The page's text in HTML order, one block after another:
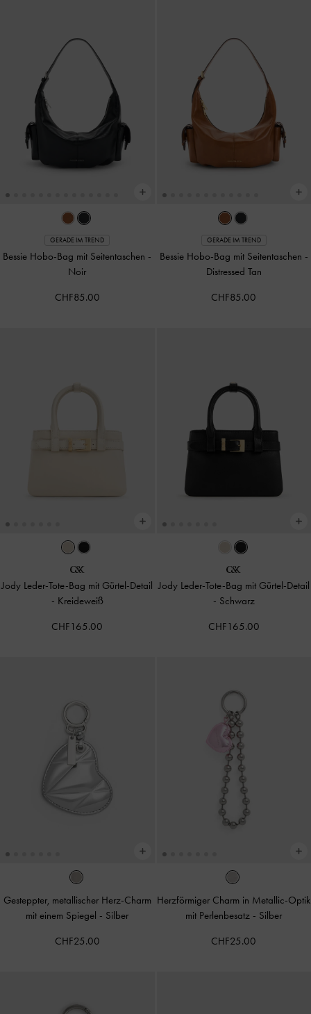
GERADE IM TREND
Bessie Hobo-Bag mit Seitentaschen -
Noir
CHF85.00
GERADE IM TREND
Bessie Hobo-Bag mit Seitentaschen -
Distressed Tan
CHF85.00
Jody Leder-Tote-Bag mit Gürtel-Detail
- Kreideweiß
CHF165.00
Jody Leder-Tote-Bag mit Gürtel-Detail
- Schwarz
CHF165.00
Gesteppter, metallischer Herz-Charm
mit einem Spiegel - Silber
CHF25.00
Herzförmiger Charm in Metallic-Optik
mit Perlenbesatz - Silber
CHF25.00